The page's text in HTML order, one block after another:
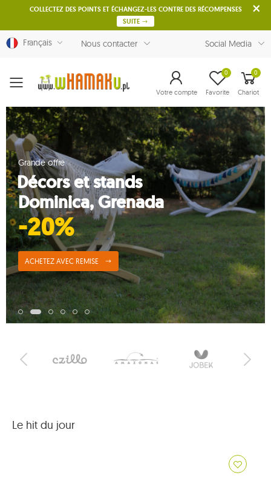
COLLECTEZ DES POINTS ET ÉCHANGEZ-LES CONTRE DES RÉCOMPENSES
SUITE
Français Nous contacter Social Media
Menu Votre compte Favorite
0 0
Chariot
Grande offre
Décors et stands
Dominica, Grenada
-20%
ACHETEZ AVEC REMISE
Le hit du jour